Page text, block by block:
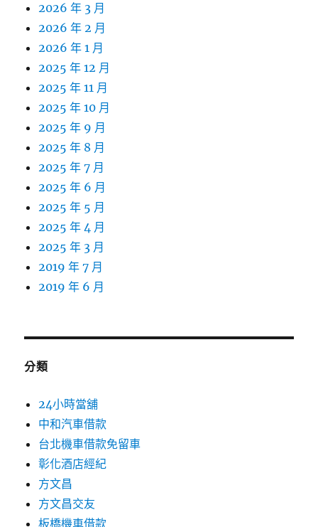
2026 年 3 月
2026 年 2 月
2026 年 1 月
2025 年 12 月
2025 年 11 月
2025 年 10 月
2025 年 9 月
2025 年 8 月
2025 年 7 月
2025 年 6 月
2025 年 5 月
2025 年 4 月
2025 年 3 月
2019 年 7 月
2019 年 6 月
分類
24小時當舖
中和汽車借款
台北機車借款免留車
彰化酒店經紀
方文昌
方文昌交友
板橋機車借款